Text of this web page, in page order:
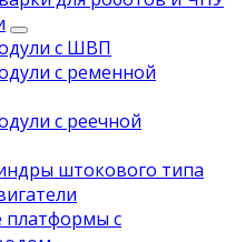
с ШВП
с ременной
с реечной
штокового типа
с